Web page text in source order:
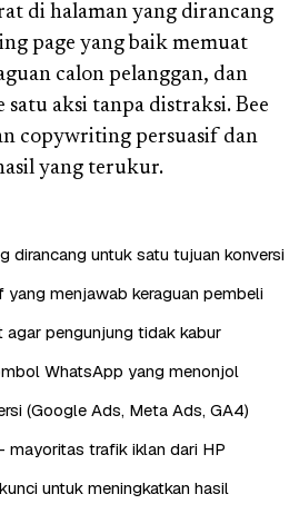
di halaman yang dirancang
page yang baik memuat
calon pelanggan, dan
aksi tanpa distraksi. Bee
copywriting persuasif dan
yang terukur.
dirancang untuk satu tujuan konversi
menjawab keraguan pembeli
agar pengunjung tidak kabur
WhatsApp yang menonjol
(Google Ads, Meta Ads, GA4)
trafik iklan dari HP
untuk meningkatkan hasil